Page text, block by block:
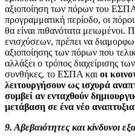
αξιοποίηση των πόρων του
προγραμματική περίοδο, οι
θα είναι πιθανότατα
ενισχύσεων, πρέπει να
αξιοποίησης των πόρων που
αλλάξει ο τρόπος διαχείρισης
συνθήκες, το ΕΣΠΑ και οι
λειτουργήσουν ως ισχυρά
συμβεί αν ενταχθούν
μετάβαση σε ένα νέο
9. Αβεβαιότητες και κίνδυνοι